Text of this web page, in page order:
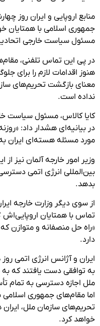
منابع اروپایی و ایران روز
جمهوری اسلامی با همتایان
مسئول سیاست خارجی
در پی این تماس تلفنی،
هنوز اقدامات لازم را برای
معنای بازگشت تحریم‌های
نداده است.
کایا کالاس، مسئول سیاست
در بیانیه‌ای هشدار داد:
مورد مسئله هسته‌ای
وزیر امور خارجه آلمان نیز
بین‌المللی انرژی اتمی
بدهد.
از سوی دیگر وزارت خارجه
تماس با همتایان
«راه حل منصفانه و متوازن
دارد.
ایران و آژانس انرژی اتمی
به توافقی دست یافتند که
ملل اجازه دسترسی به تمام
اما مقام‌های جمهوری
تحریم‌های سازمان ملل، ایران
خواهد کرد.